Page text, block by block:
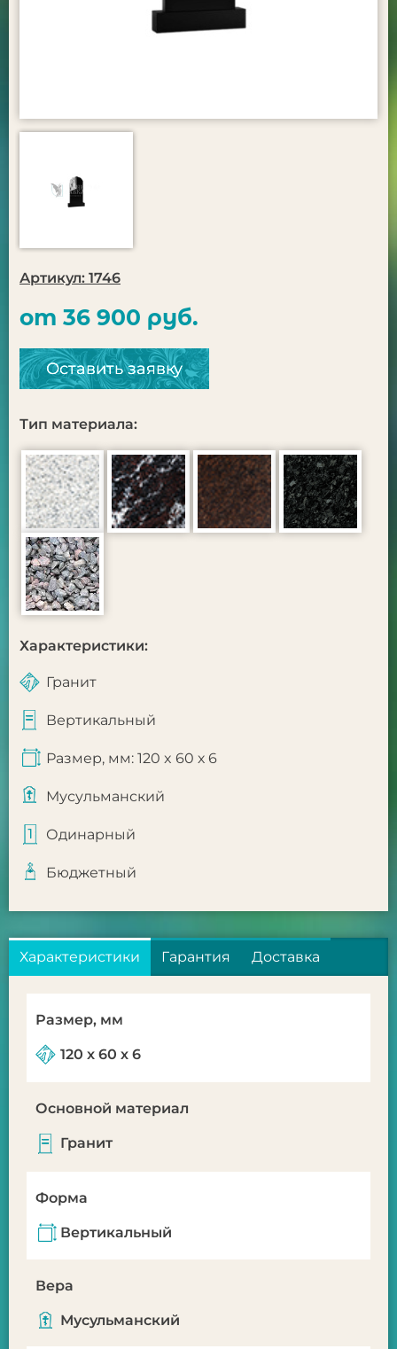
Артикул: 1746
от 36 900 руб.
Оставить заявку
Тип материала:
Характеристики:
Гранит
Вертикальный
Размер, мм: 120 x 60 х 6
Мусульманский
Одинарный
Бюджетный
Характеристики Гарантия Доставка
Размер, мм
120 x 60 х 6
Основной материал
Гранит
Форма
Вертикальный
Вера
Мусульманский